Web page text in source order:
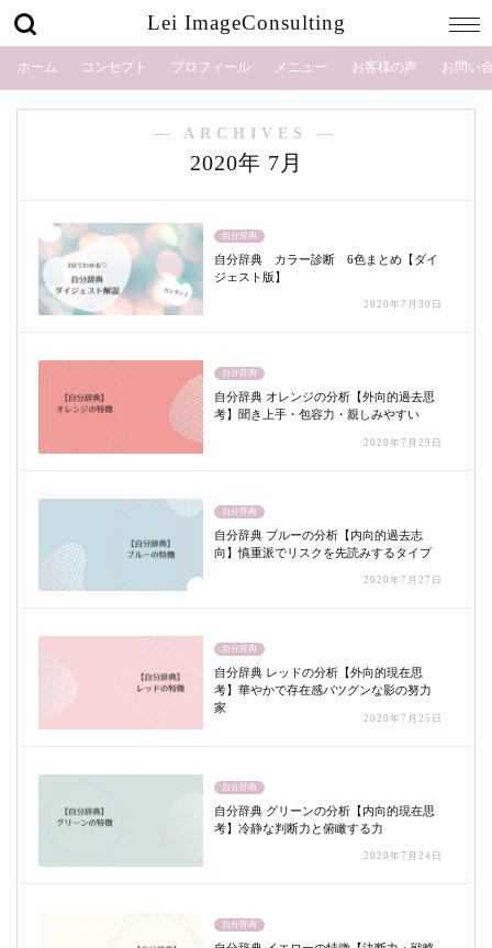
Lei ImageConsulting
ホーム コンセプト プロフィール メニュー お客様の声 お問い
― ARCHIVES ―
2020年 7月
自分辞典
自分辞典 カラー診断 6色まとめ【ダイ
ジェスト版】
2020年7月30日
自分辞典
自分辞典 オレンジの分析【外向的過去思
考】聞き上手・包容力・親しみやすい
2020年7月29日
自分辞典
自分辞典 ブルーの分析【内向的過去志
向】慎重派でリスクを先読みするタイプ
2020年7月27日
自分辞典
自分辞典 レッドの分析【外向的現在思
考】華やかで存在感バツグンな影の努力
家
2020年7月25日
自分辞典
自分辞典 グリーンの分析【内向的現在思
考】冷静な判断力と俯瞰する力
2020年7月24日
自分辞典